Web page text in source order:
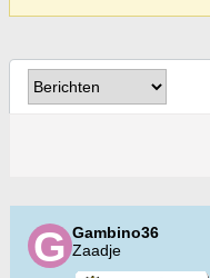
Gambino36
Zaadje